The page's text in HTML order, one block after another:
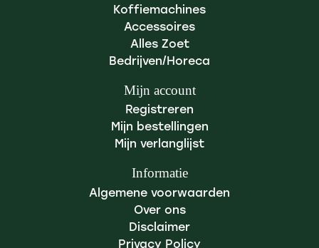
Koffiemachines
Accessoires
Alles Zoet
Bedrijven/Horeca
Mijn account
Registreren
Mijn bestellingen
Mijn verlanglijst
Informatie
Algemene voorwaarden
Over ons
Disclaimer
Privacy Policy